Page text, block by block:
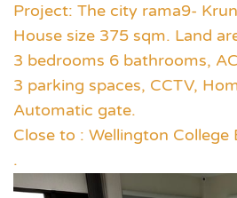
Project: The city rama9-
House size 375 sqm. Land
3 bedrooms 6 bathrooms,
3 parking spaces, CCTV,
Automatic gate.
Close to : Wellington College
.